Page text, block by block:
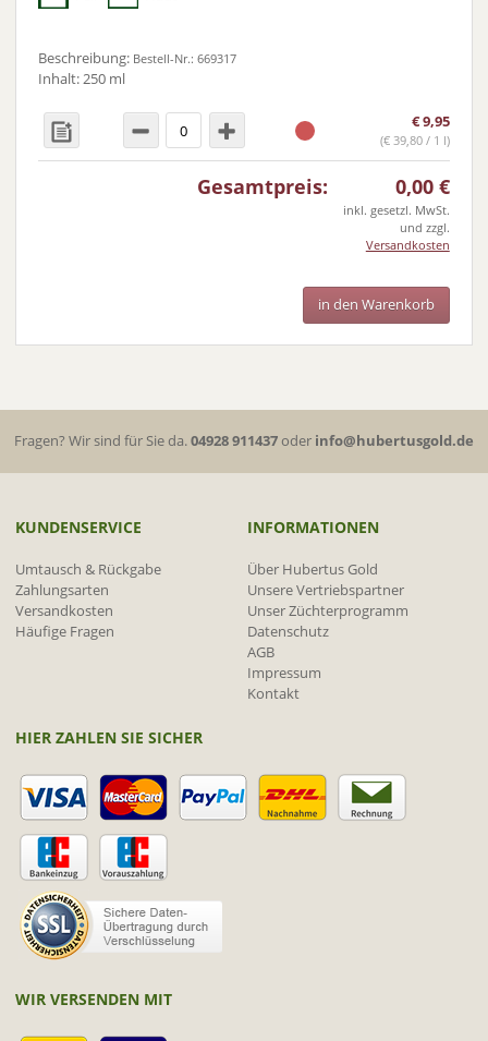
Beschreibung: Bestell-Nr.: 669317
Inhalt: 250 ml
€9,95
(€39,80 / 1 l)
Gesamtpreis: 0,00€
inkl. gesetzl. MwSt.
und zzgl.
Versandkosten
in den Warenkorb
Fragen? Wir sind für Sie da.04928 911437oder info@hubertusgold.de
KUNDENSERVICE
Umtausch & Rückgabe
Zahlungsarten
Versandkosten
Häufige Fragen
INFORMATIONEN
Über Hubertus Gold
Unsere Vertriebspartner
Unser Züchterprogramm
Datenschutz
AGB
Impressum
Kontakt
HIER ZAHLEN SIE SICHER
WIR VERSENDEN MIT